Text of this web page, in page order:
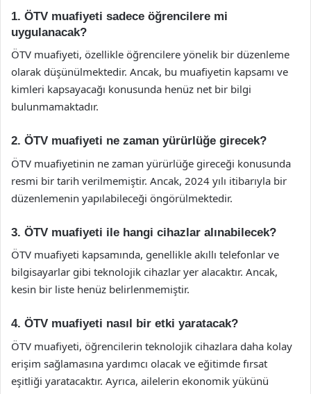
1. ÖTV muafiyeti sadece öğrencilere mi
uygulanacak?
ÖTV muafiyeti, özellikle öğrencilere yönelik bir düzenleme
olarak düşünülmektedir. Ancak, bu muafiyetin kapsamı ve
kimleri kapsayacağı konusunda henüz net bir bilgi
bulunmamaktadır.
2. ÖTV muafiyeti ne zaman yürürlüğe girecek?
ÖTV muafiyetinin ne zaman yürürlüğe gireceği konusunda
resmi bir tarih verilmemiştir. Ancak, 2024 yılı itibarıyla bir
düzenlemenin yapılabileceği öngörülmektedir.
3. ÖTV muafiyeti ile hangi cihazlar alınabilecek?
ÖTV muafiyeti kapsamında, genellikle akıllı telefonlar ve
bilgisayarlar gibi teknolojik cihazlar yer alacaktır. Ancak,
kesin bir liste henüz belirlenmemiştir.
4. ÖTV muafiyeti nasıl bir etki yaratacak?
ÖTV muafiyeti, öğrencilerin teknolojik cihazlara daha kolay
erişim sağlamasına yardımcı olacak ve eğitimde fırsat
eşitliği yaratacaktır. Ayrıca, ailelerin ekonomik yükünü